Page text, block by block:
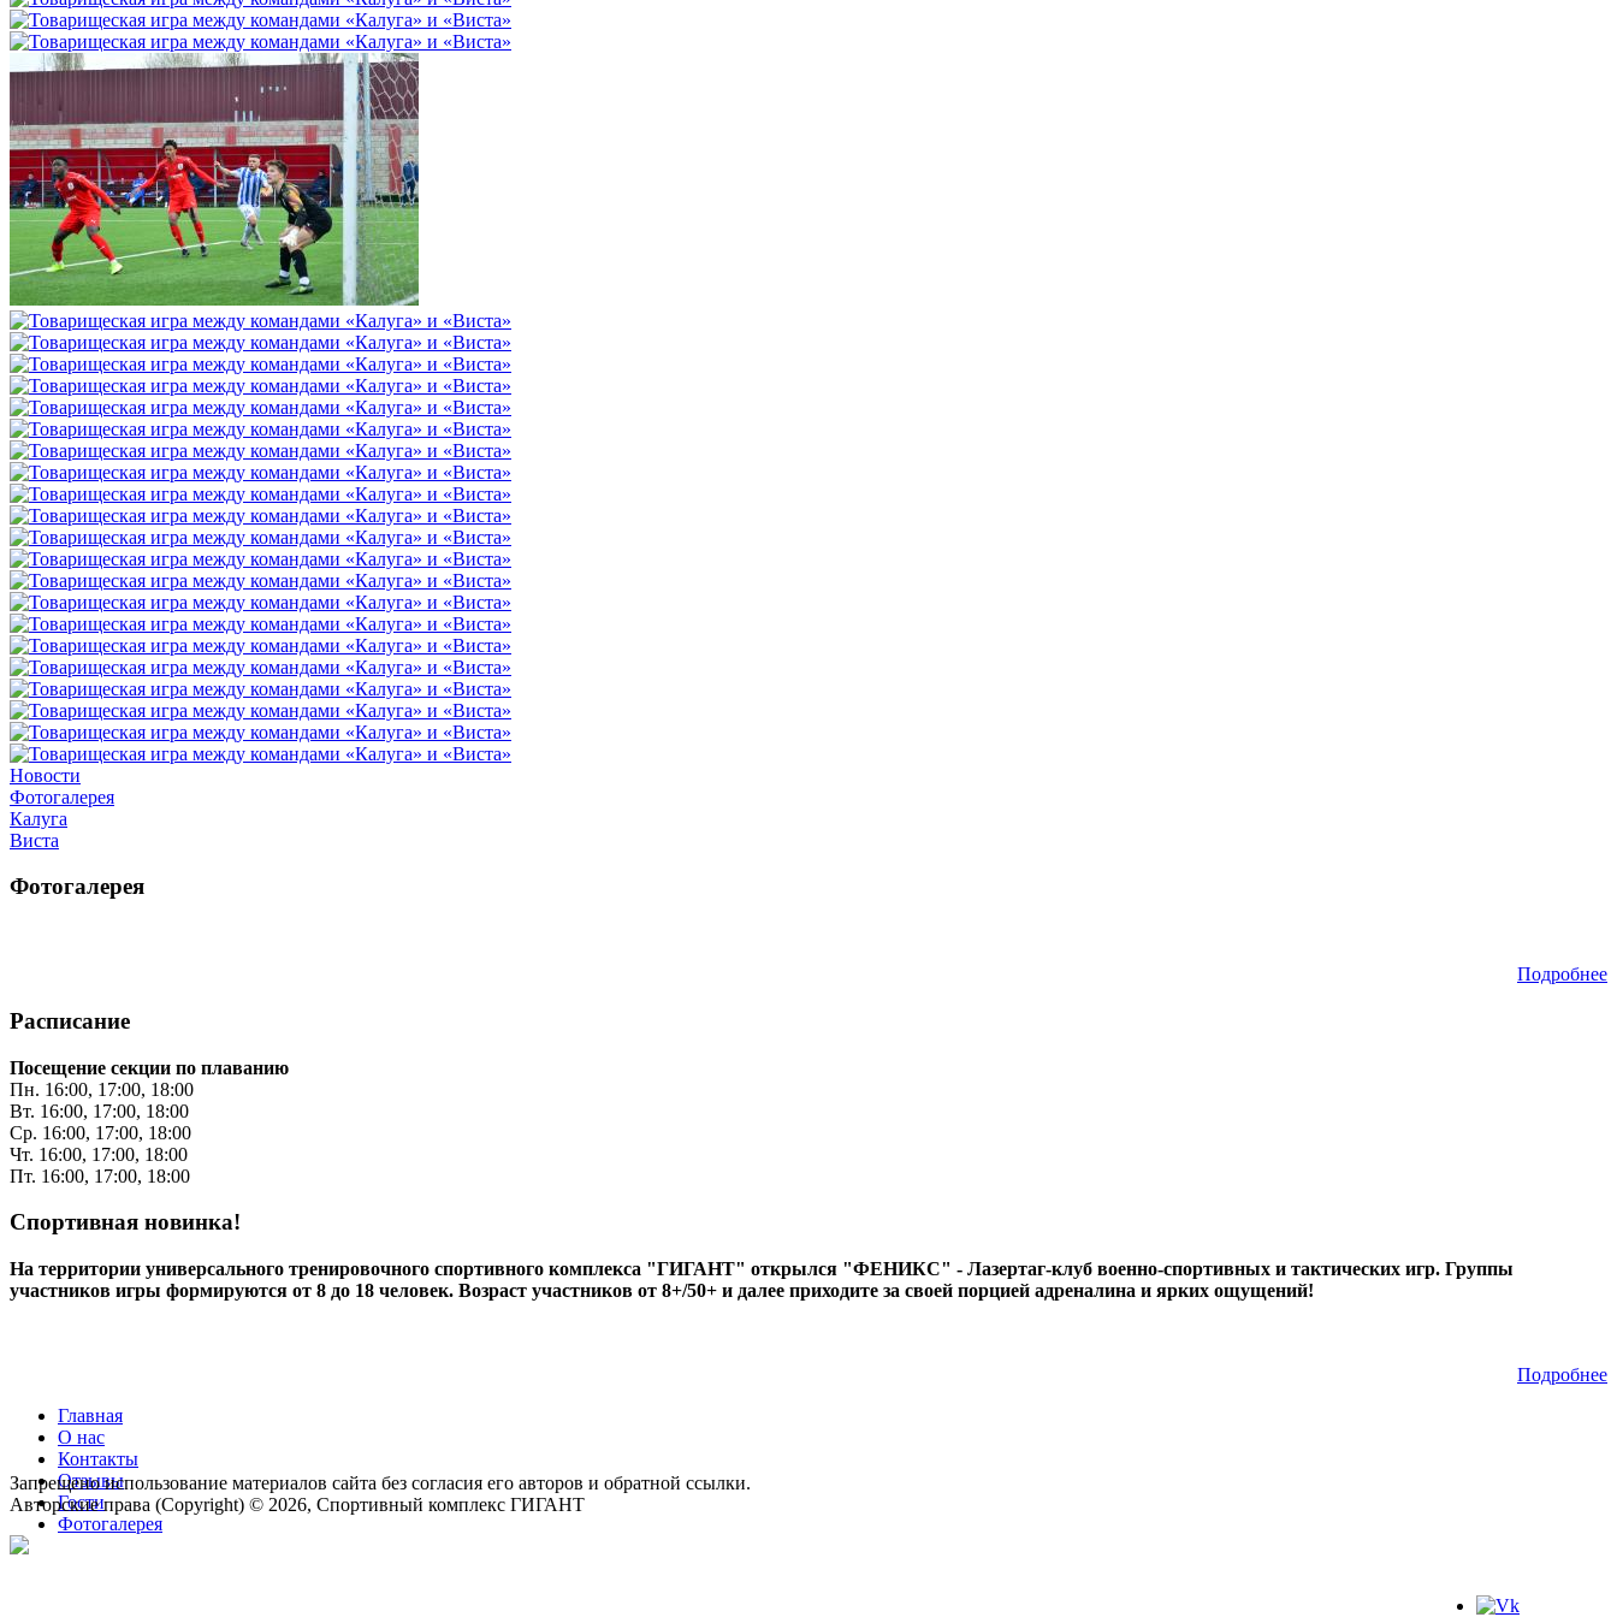
Новости
Фотогалерея
Калуга
Виста
Фотогалерея
Подробнее
Расписание
Посещение секции по плаванию
Пн. 16:00, 17:00, 18:00
Вт. 16:00, 17:00, 18:00
Ср. 16:00, 17:00, 18:00
Чт. 16:00, 17:00, 18:00
Пт. 16:00, 17:00, 18:00
Спортивная новинка!
На территории универсального тренировочного спортивного комплекса "ГИГАНТ" открылся "ФЕНИКС" - Лазертаг-клуб военно-спортивных и тактических игр. Группы
участников игры формируются от 8 до 18 человек. Возраст участников от 8+/50+ и далее приходите за своей порцией адреналина и ярких ощущений!
Подробнее
Главная
О нас
Контакты
Отзывы
Гости
Фотогалерея
Запрещено использование материалов сайта без согласия его авторов и обратной ссылки.
Авторские права (Copyright) © 2026, Спортивный комплекс ГИГАНТ